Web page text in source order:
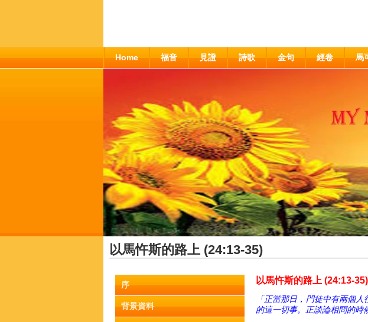
Home 福音 見證 詩歌 金句 經卷 馬
以馬忤斯的路上 (24:13-35)
序
背景資料
以馬忤斯的路上 (24:13-35)
「正當那日，門徒中有兩個
的這一切事。正談論相問的時